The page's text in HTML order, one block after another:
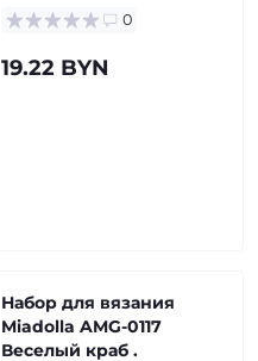
0
19.22 BYN
Набор для вязания
Miadolla AMG-0117
Веселый краб .